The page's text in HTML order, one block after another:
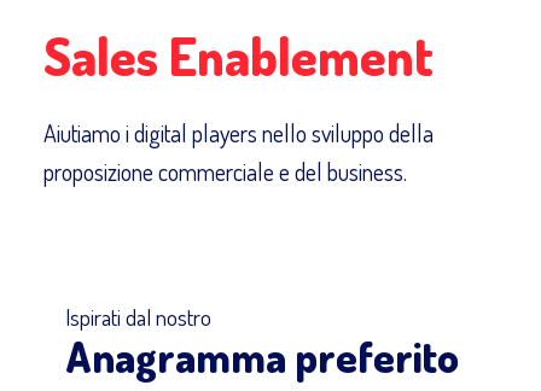
Sales Enablement
Aiutiamo i digital players nello sviluppo della
proposizione commerciale e del business.
Ispirati dal nostro
Anagramma preferito